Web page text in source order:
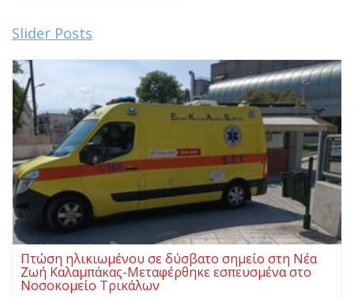
Slider Posts
Πτώση ηλικιωμένου σε δύσβατο σημείο στη Νέα
Ζωή Καλαμπάκας-Μεταφέρθηκε εσπευσμένα στο
Νοσοκομείο Τρικάλων